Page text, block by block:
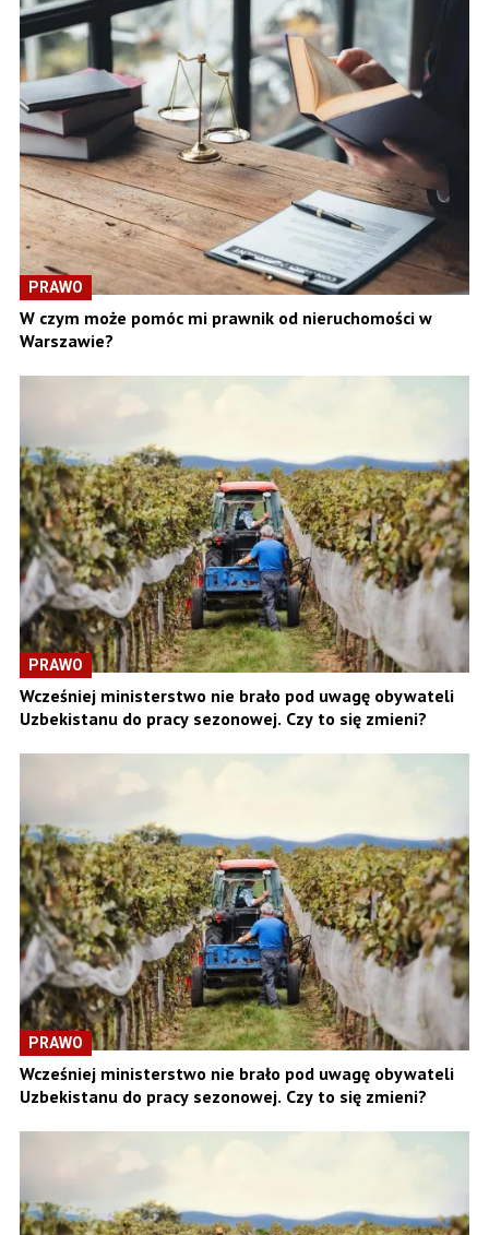
PRAWO
W czym może pomóc mi prawnik od nieruchomości w
Warszawie?
PRAWO
Wcześniej ministerstwo nie brało pod uwagę obywateli
Uzbekistanu do pracy sezonowej. Czy to się zmieni?
PRAWO
Wcześniej ministerstwo nie brało pod uwagę obywateli
Uzbekistanu do pracy sezonowej. Czy to się zmieni?